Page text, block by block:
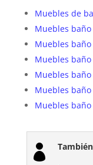
Muebles de
Muebles
Muebles
Muebles
Muebles
Muebles
Muebles
